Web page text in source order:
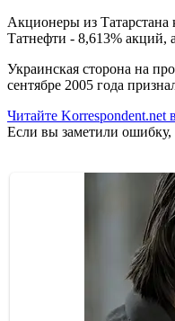
Акционеры из
Татнефти - 8,613% акций,
Украинская сторона на
сентябре 2005 года
Читайте Korrespondent.net
Если вы заметили